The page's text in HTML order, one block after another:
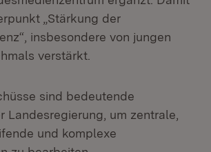
„Stärkung der
insbesondere von jungen
verstärkt.
sind bedeutende
Landesregierung, um zentrale,
und komplexe